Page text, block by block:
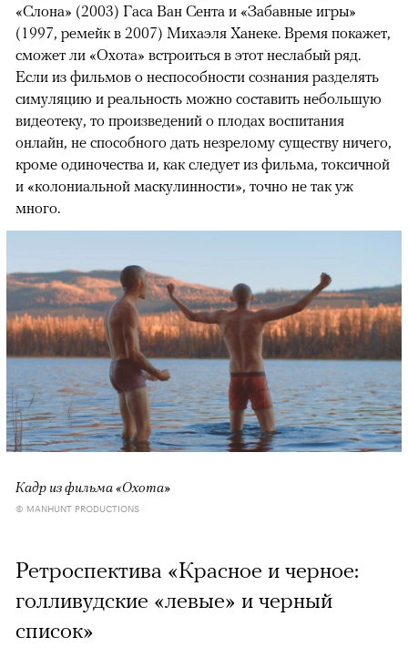
«Слона» (2003) Гаса Ван Сента и «Забавные игры»
(1997, ремейк в 2007) Михаэля Ханеке. Время покажет,
сможет ли «Охота» встроиться в этот неслабый ряд.
Если из фильмов о неспособности сознания разделять
симуляцию и реальность можно составить небольшую
видеотеку, то произведений о плодах воспитания
онлайн, не способного дать незрелому существу ничего,
кроме одиночества и, как следует из фильма, токсичной
и «колониальной маскулинности», точно не так уж
много.
Кадр из фильма «Охота»
© MANHUNT PRODUCTIONS
Ретроспектива «Красное и черное:
голливудские «левые» и черный
список»